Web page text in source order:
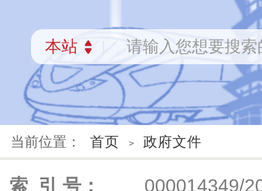
当前位置： 首页 > 政府文件
索 引 号： 000014349/